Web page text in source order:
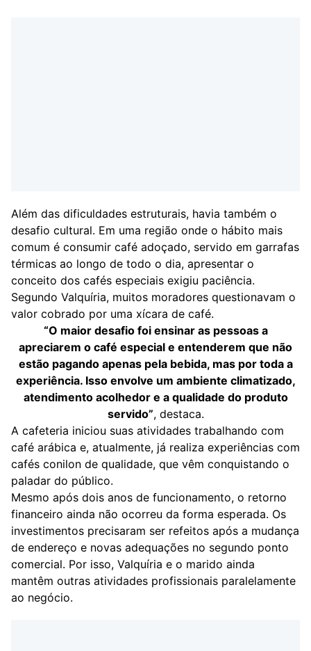
Além das dificuldades estruturais, havia também o
desafio cultural. Em uma região onde o hábito mais
comum é consumir café adoçado, servido em garrafas
térmicas ao longo de todo o dia, apresentar o
conceito dos cafés especiais exigiu paciência.
Segundo Valquíria, muitos moradores questionavam o
valor cobrado por uma xícara de café.
“O maior desafio foi ensinar as pessoas a
apreciarem o café especial e entenderem que não
estão pagando apenas pela bebida, mas por toda a
experiência. Isso envolve um ambiente climatizado,
atendimento acolhedor e a qualidade do produto
servido”, destaca.
A cafeteria iniciou suas atividades trabalhando com
café arábica e, atualmente, já realiza experiências com
cafés conilon de qualidade, que vêm conquistando o
paladar do público.
Mesmo após dois anos de funcionamento, o retorno
financeiro ainda não ocorreu da forma esperada. Os
investimentos precisaram ser refeitos após a mudança
de endereço e novas adequações no segundo ponto
comercial. Por isso, Valquíria e o marido ainda
mantêm outras atividades profissionais paralelamente
ao negócio.